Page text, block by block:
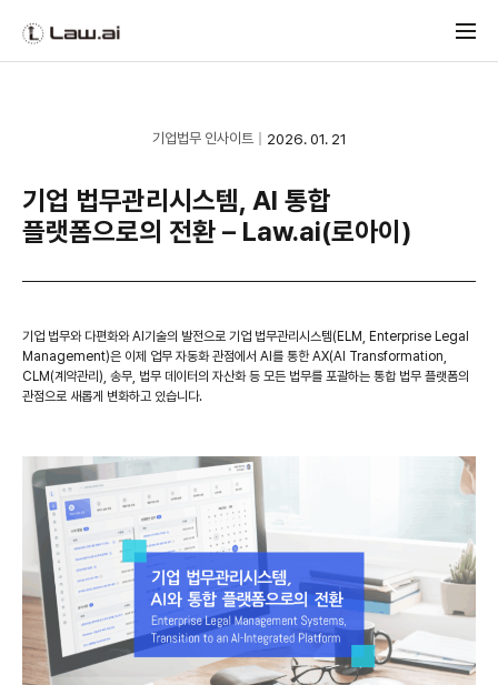
기업법무 인사이트 2026. 01. 21
기업 법무관리시스템, AI 통합
플랫폼으로의 전환 – Law.ai(로아이)
기업 법무와 다편화와 AI기술의 발전으로 기업 법무관리시스템(ELM, Enterprise Legal
Management)은 이제 업무 자동화 관점에서 AI를 통한 AX(AI Transformation,
CLM(계약관리), 송무, 법무 데이터의 자산화 등 모든 법무를 포괄하는 통합 법무 플랫폼의
관점으로 새롭게 변화하고 있습니다.